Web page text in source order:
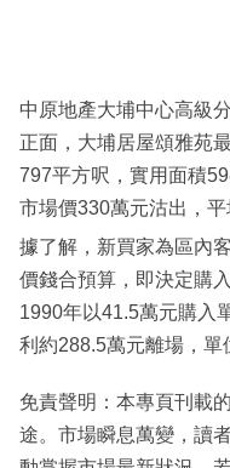
區
中原地產大埔中心高級
正面，大埔居屋頌雅苑
797平方呎，實用面積
市場價330萬元沽出，平
據了解，新買家為區內
價錢合預算，即決定購
1990年以41.5萬元購入
利約288.5萬元離場，單
免責聲明：本專頁刊載
途。市場瞬息萬變，讀